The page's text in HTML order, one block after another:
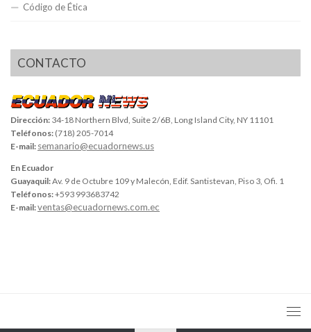
Código de Ética
CONTACTO
Dirección: 34-18 Northern Blvd, Suite 2/6B, Long Island City, NY 11101
Teléfonos: (718) 205-7014
E-mail: semanario@ecuadornews.us
En Ecuador
Guayaquil:Av. 9 de Octubre 109 y Malecón, Edif. Santistevan, Piso 3, Ofi. 1
Teléfonos:+593 993683742
E-mail:ventas@ecuadornews.com.ec